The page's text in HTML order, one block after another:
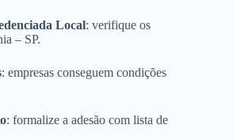
Local: verifique os
– SP.
: empresas conseguem condições
: formalize a adesão com lista de